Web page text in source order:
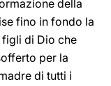
della
fino in fondo la
di Dio che
per la
di tutti i